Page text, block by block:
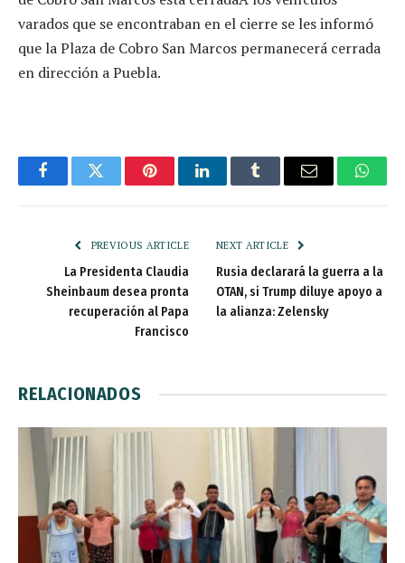
varados que se encontraban en el cierre se les informó
que la Plaza de Cobro San Marcos permanecerá cerrada
en dirección a Puebla.
FacebookTwitter PinterestLinkedInTumblr Email
PREVIOUS ARTICLE
La Presidenta Claudia
Sheinbaum desea pronta
recuperación al Papa
Francisco
NEXT ARTICLE
Rusia declarará la guerra a la
OTAN, si Trump diluye apoyo a
la alianza: Zelensky
RELACIONADOS